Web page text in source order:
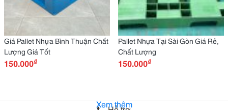
Giá Pallet Nhựa Bình Thuận Chất
Lượng Giá Tốt
150.000₫
Pallet Nhựa Tại Sài Gòn Giá Rẻ,
Chất Lượng
150.000₫
Xem thêm